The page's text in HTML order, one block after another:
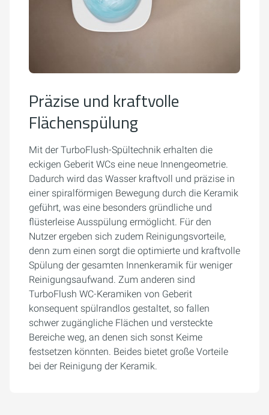
Präzise und kraftvolle
Flächenspülung
Mit der TurboFlush-Spültechnik erhalten die
eckigen Geberit WCs eine neue Innengeometrie.
Dadurch wird das Wasser kraftvoll und präzise in
einer spiralförmigen Bewegung durch die Keramik
geführt, was eine besonders gründliche und
flüsterleise Ausspülung ermöglicht. Für den
Nutzer ergeben sich zudem Reinigungsvorteile,
denn zum einen sorgt die optimierte und kraftvolle
Spülung der gesamten Innenkeramik für weniger
Reinigungsaufwand. Zum anderen sind
TurboFlush WC-Keramiken von Geberit
konsequent spülrandlos gestaltet, so fallen
schwer zugängliche Flächen und versteckte
Bereiche weg, an denen sich sonst Keime
festsetzen könnten. Beides bietet große Vorteile
bei der Reinigung der Keramik.